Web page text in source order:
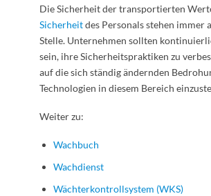
Die Sicherheit der transportierten
Sicherheitdes Personals stehen immer
Stelle. Unternehmen sollten
sein, ihre Sicherheitspraktiken zu
auf die sich ständig ändernden
Technologien in diesem Bereich
Weiter zu:
Wachbuch
Wachdienst
Wächterkontrollsystem (WKS)